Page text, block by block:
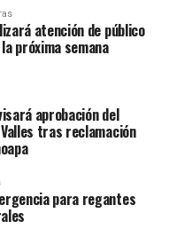
atención de público
próxima semana
aprobación del
tras reclamación
para regantes